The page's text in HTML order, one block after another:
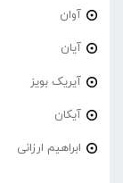
آوان
آیان
آیریک بویز
آیکان
ابراهیم ارزانی